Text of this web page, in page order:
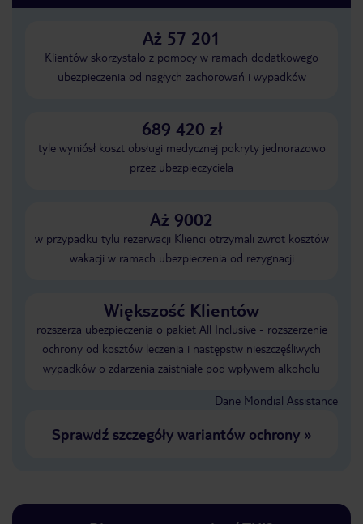
Aż 57 201
Klientów skorzystało z pomocy w ramach dodatkowego
ubezpieczenia od nagłych zachorowań i wypadków
689 420 zł
tyle wyniósł koszt obsługi medycznej pokryty jednorazowo
przez ubezpieczyciela
Aż 9002
w przypadku tylu rezerwacji Klienci otrzymali zwrot kosztów
wakacji w ramach ubezpieczenia od rezygnacji
Większość Klientów
rozszerza ubezpieczenia o pakiet All Inclusive - rozszerzenie
ochrony od kosztów leczenia i następstw nieszczęśliwych
wypadków o zdarzenia zaistniałe pod wpływem alkoholu
Dane Mondial Assistance
Sprawdź szczegóły wariantów ochrony»